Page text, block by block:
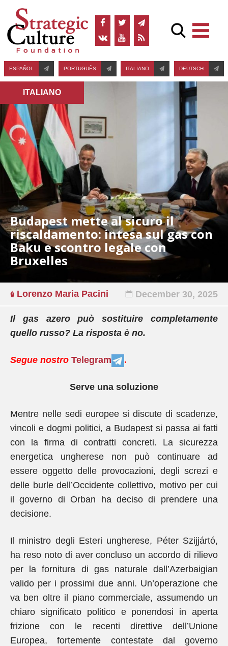
ESPAÑOL PORTUGUÊS ITALIANO DEUTSCH
ITALIANO
Budapest mette al sicuro il
riscaldamento: intesa sul gas con
Baku e scontro legale con
Bruxelles
Lorenzo Maria Pacini December 30, 2025
Il gas azero può sostituire completamente
quello russo? La risposta è no.
Segue nostro Telegram .
Serve una soluzione
Mentre nelle sedi europee si discute di scadenze,
vincoli e dogmi politici, a Budapest si passa ai fatti
con la firma di contratti concreti. La sicurezza
energetica ungherese non può continuare ad
essere oggetto delle provocazioni, degli screzi e
delle burle dell’Occidente collettivo, motivo per cui
il governo di Orban ha deciso di prendere una
decisione.
Il ministro degli Esteri ungherese, Péter Szijjártó,
ha reso noto di aver concluso un accordo di rilievo
per la fornitura di gas naturale dall’Azerbaigian
valido per i prossimi due anni. Un’operazione che
va ben oltre il piano commerciale, assumendo un
chiaro significato politico e ponendosi in aperta
frizione con le recenti direttive dell’Unione
Europea, fortemente contestate dal governo